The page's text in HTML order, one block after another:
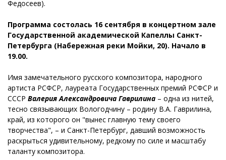
Федосеев).
Программа состолась 16 сентября в концертном зале
Государственной академической Капеллы Санкт-
Петербурга (Набережная реки Мойки, 20). Начало в
19.00.
Имя замечательного русского композитора, народного
артиста РСФСР, лауреата Государственных премий РСФСР и
СССР Валерия Александровича Гаврилина – одна из нитей,
тесно связывающих Вологодчину – родину В.А. Гаврилина,
край, из которого он "вынес главную тему своего
творчества", – и Санкт-Петербург, давший возможность
раскрыться удивительному, редкому по силе и масштабу
таланту композитора.